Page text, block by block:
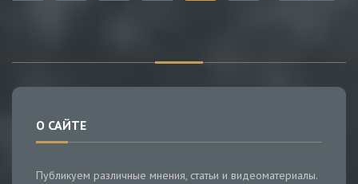
О САЙТЕ
Публикуем различные мнения, статьи и видеоматериалы.